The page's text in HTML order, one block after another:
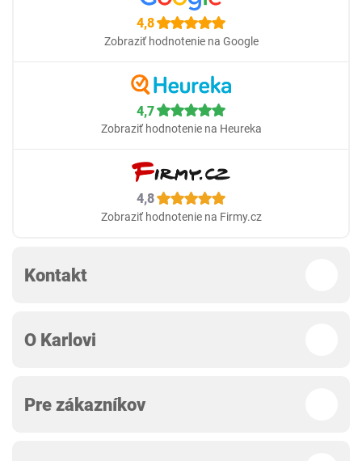
4,8
Zobraziť hodnotenie na Google
4,7
Zobraziť hodnotenie na Heureka
4,8
Zobraziť hodnotenie na Firmy.cz
Kontakt
O Karlovi
Pre zákazníkov